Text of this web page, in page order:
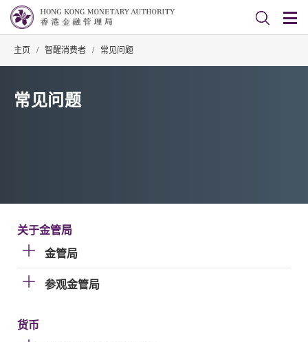
主页 / 智醒消费者 / 常见问题
常见问题
关于金管局
金管局
参观金管局
货币